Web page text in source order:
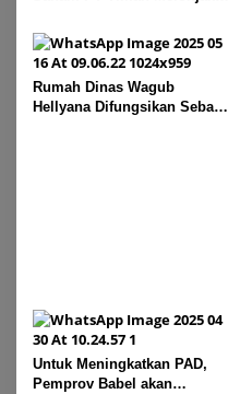
Bursa
Rumah Dinas Wagub
Hellyana Difungsikan Sebagai
Untuk Meningkatkan PAD,
Pemprov Babel akan